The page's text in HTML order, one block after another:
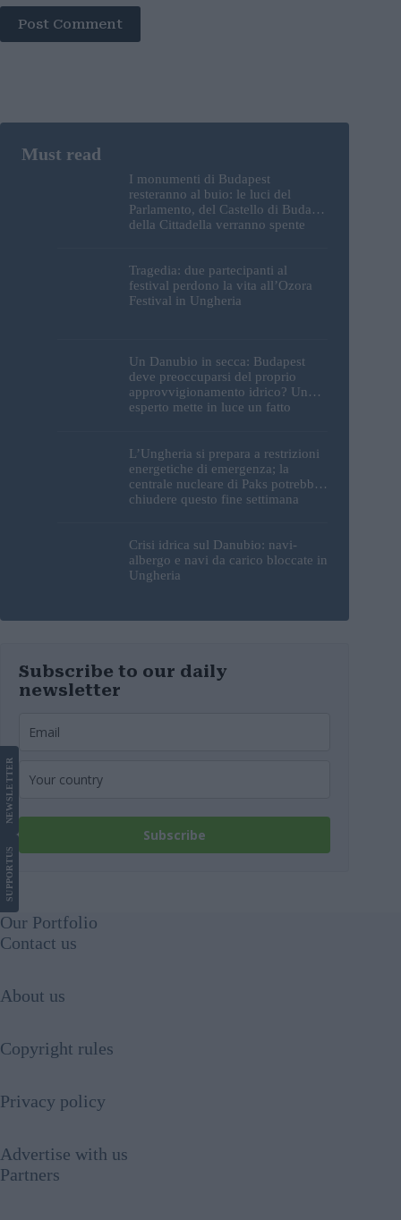
Post Comment
I monumenti di Budapest
resteranno al buio: le luci del
Parlamento, del Castello di Buda e
della Cittadella verranno spente
Tragedia: due partecipanti al
festival perdono la vita all’Ozora
Festival in Ungheria
Un Danubio in secca: Budapest
deve preoccuparsi del proprio
approvvigionamento idrico? Un
esperto mette in luce un fatto
L’Ungheria si prepara a restrizioni
energetiche di emergenza; la
centrale nucleare di Paks potrebbe
chiudere questo fine settimana
Crisi idrica sul Danubio: navi-
albergo e navi da carico bloccate in
Ungheria
Subscribe to our daily
newsletter
Subscribe
SUPPORT
US
NEWS
LETTER
Our Portfolio
Contact us
About us
Copyright rules
Privacy policy
Advertise with us
Partners